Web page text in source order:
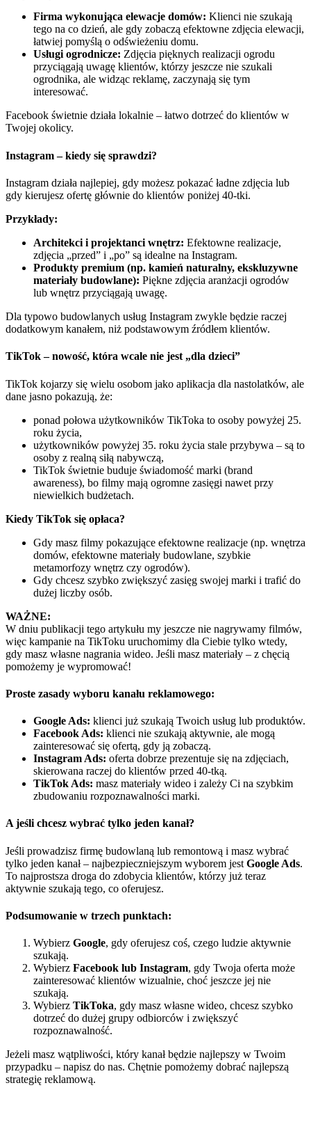
Firma wykonująca elewacje domów: Klienci nie szukają
tego na co dzień, ale gdy zobaczą efektowne zdjęcia elewacji,
łatwiej pomyślą o odświeżeniu domu.
Usługi ogrodnicze: Zdjęcia pięknych realizacji ogrodu
przyciągają uwagę klientów, którzy jeszcze nie szukali
ogrodnika, ale widząc reklamę, zaczynają się tym
interesować.
Facebook świetnie działa lokalnie – łatwo dotrzeć do klientów w
Twojej okolicy.
Instagram – kiedy się sprawdzi?
Instagram działa najlepiej, gdy możesz pokazać ładne zdjęcia lub
gdy kierujesz ofertę głównie do klientów poniżej 40-tki.
Przykłady:
Architekci i projektanci wnętrz: Efektowne realizacje,
zdjęcia „przed” i „po” są idealne na Instagram.
Produkty premium (np. kamień naturalny, ekskluzywne
materiały budowlane): Piękne zdjęcia aranżacji ogrodów
lub wnętrz przyciągają uwagę.
Dla typowo budowlanych usług Instagram zwykle będzie raczej
dodatkowym kanałem, niż podstawowym źródłem klientów.
TikTok – nowość, która wcale nie jest „dla dzieci”
TikTok kojarzy się wielu osobom jako aplikacja dla nastolatków, ale
dane jasno pokazują, że:
ponad połowa użytkowników TikToka to osoby powyżej 25.
roku życia,
użytkowników powyżej 35. roku życia stale przybywa – są to
osoby z realną siłą nabywczą,
TikTok świetnie buduje świadomość marki (brand
awareness), bo filmy mają ogromne zasięgi nawet przy
niewielkich budżetach.
Kiedy TikTok się opłaca?
Gdy masz filmy pokazujące efektowne realizacje (np. wnętrza
domów, efektowne materiały budowlane, szybkie
metamorfozy wnętrz czy ogrodów).
Gdy chcesz szybko zwiększyć zasięg swojej marki i trafić do
dużej liczby osób.
WAŻNE:
W dniu publikacji tego artykułu my jeszcze nie nagrywamy filmów,
więc kampanie na TikToku uruchomimy dla Ciebie tylko wtedy,
gdy masz własne nagrania wideo. Jeśli masz materiały – z chęcią
pomożemy je wypromować!
Proste zasady wyboru kanału reklamowego:
Google Ads: klienci już szukają Twoich usług lub produktów.
Facebook Ads: klienci nie szukają aktywnie, ale mogą
zainteresować się ofertą, gdy ją zobaczą.
Instagram Ads: oferta dobrze prezentuje się na zdjęciach,
skierowana raczej do klientów przed 40-tką.
TikTok Ads: masz materiały wideo i zależy Ci na szybkim
zbudowaniu rozpoznawalności marki.
A jeśli chcesz wybrać tylko jeden kanał?
Jeśli prowadzisz firmę budowlaną lub remontową i masz wybrać
tylko jeden kanał – najbezpieczniejszym wyborem jest Google Ads.
To najprostsza droga do zdobycia klientów, którzy już teraz
aktywnie szukają tego, co oferujesz.
Podsumowanie w trzech punktach:
Wybierz Google, gdy oferujesz coś, czego ludzie aktywnie
szukają.
Wybierz Facebook lub Instagram, gdy Twoja oferta może
zainteresować klientów wizualnie, choć jeszcze jej nie
szukają.
Wybierz TikToka, gdy masz własne wideo, chcesz szybko
dotrzeć do dużej grupy odbiorców i zwiększyć
rozpoznawalność.
Jeżeli masz wątpliwości, który kanał będzie najlepszy w Twoim
przypadku – napisz do nas. Chętnie pomożemy dobrać najlepszą
strategię reklamową.